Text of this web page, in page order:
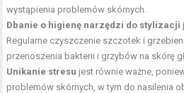
wystąpienia problemów skórnych.
Dbanie o higienę narzędzi do stylizacji
Regularne czyszczenie szczotek i
przenoszenia bakterii i grzybów na skórę
Unikanie stresu jest równie ważne,
problemów skórnych, w tym do nasilenia